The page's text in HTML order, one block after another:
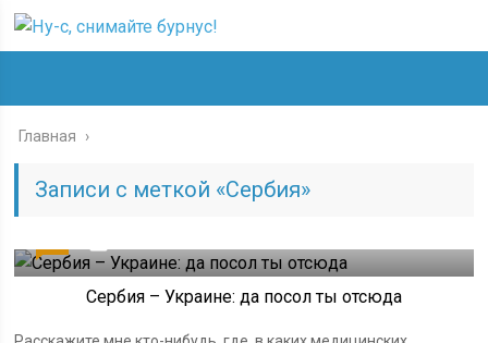
Главная ›
Записи с меткой «Сербия»
Сербия – Украине: да посол ты отсюда